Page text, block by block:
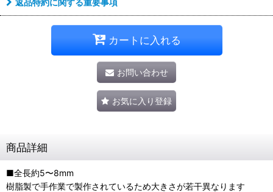
返品特約に関する重要事項
カートに入れる
お問い合わせ
お気に入り登録
商品詳細
■全長約5〜8mm
樹脂製で手作業で製作されているため大きさが若干異なります